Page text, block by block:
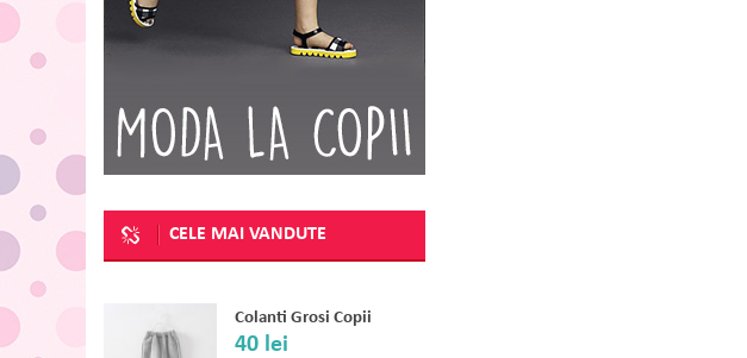
CELE MAI VANDUTE
Colanti Grosi Copii
40 lei